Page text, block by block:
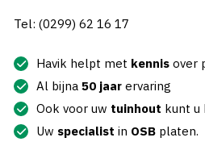
Tel: (0299) 62 16 17
Havik helpt met kennis over
Al bijna 50 jaar ervaring
Ook voor uw tuinhout kunt u
Uw specialist in OSB platen.